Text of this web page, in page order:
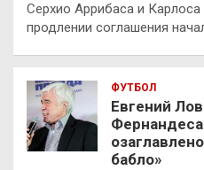
Серхио Аррибаса и
продлении соглашения
ФУТБОЛ
Евгений
бабло»